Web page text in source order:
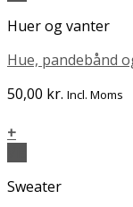
Huer og vanter
Hue, pandebånd
50,00 kr. Incl. Moms
+
Sweater